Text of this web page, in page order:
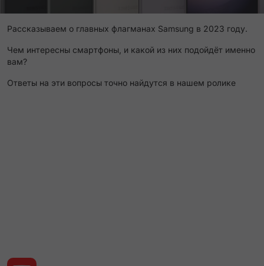
Рассказываем о главных флагманах Samsung в 2023 году.
Чем интересны смартфоны, и какой из них подойдёт именно
вам?
Ответы на эти вопросы точно найдутся в нашем ролике